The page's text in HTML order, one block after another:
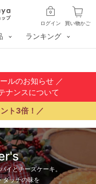
買い物かご
ログイン
ランキング
ルのお知らせ／
ナンスについて
ト3倍！／
イとチーズケーキ。
ダッチの味を